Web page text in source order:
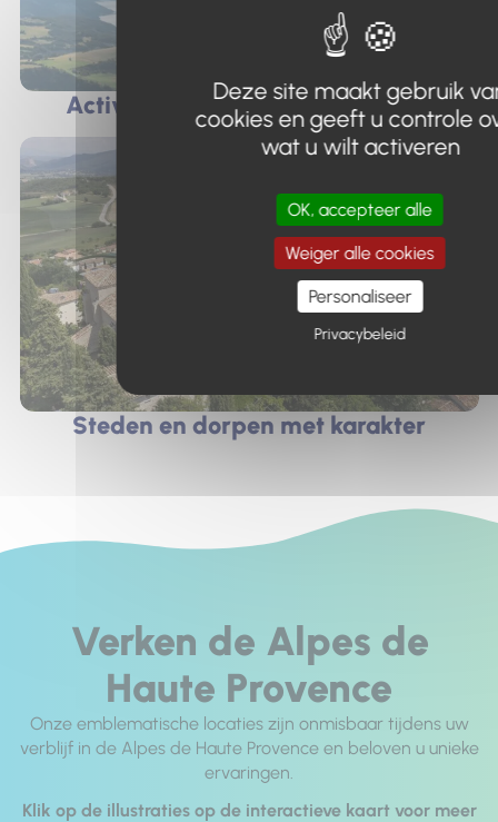
Activiteiten tussen meer en berg
Steden en dorpen met karakter
Verken de Alpes de
Haute Provence
Onze emblematische locaties zijn onmisbaar tijdens uw
verblijf in de Alpes de Haute Provence en beloven u unieke
ervaringen.
Klik op de illustraties op de interactieve kaart voor meer
Deze site maakt gebruik
cookies en geeft u controle
wat u wilt activeren
OK, accepteer alle
Weiger alle cookies
Personaliseer
Privacybeleid